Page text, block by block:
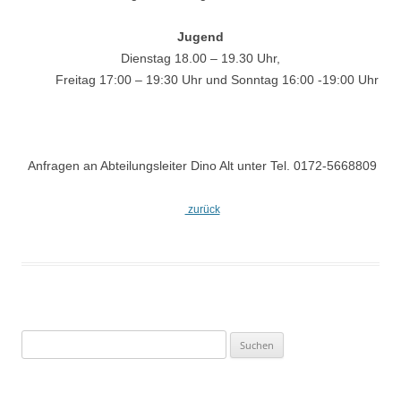
Jugend
Dienstag 18.00 – 19.30 Uhr,
Freitag 17:00 – 19:30 Uhr und Sonntag 16:00 -19:00 Uhr
Anfragen an Abteilungsleiter Dino Alt unter Tel. 0172-5668809
zurück
nach: